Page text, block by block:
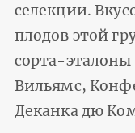
селекции.
плодов этой
сорта-
Вильямс,
Деканка дю